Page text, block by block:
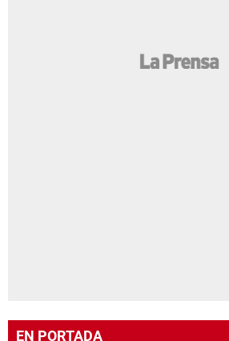
EN PORTADA